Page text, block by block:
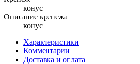
конус
Описание крепежа
конус
Характеристики
Комментарии
Доставка и оплата